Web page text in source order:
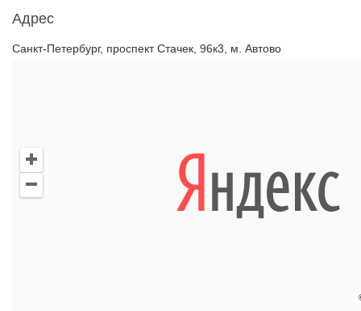
Адрес
Санкт-Петербург, проспект Стачек, 96к3, м. Автово